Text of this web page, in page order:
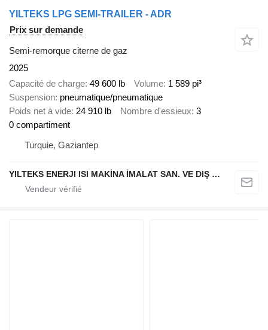
YILTEKS LPG SEMI-TRAILER - ADR
Prix sur demande
Semi-remorque citerne de gaz
2025
Capacité de charge 49 600 lb Volume 1 589 pi³
Suspension pneumatique/pneumatique
Poids net à vide 24 910 lb Nombre d'essieux 3
0 compartiment
Turquie, Gaziantep
YILTEKS ENERJI ISI MAKİNA İMALAT SAN. VE DIŞ TİC. LTD. ŞTİ.